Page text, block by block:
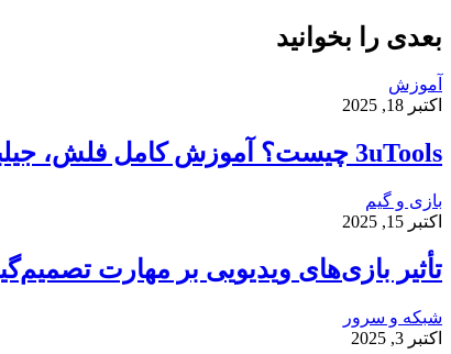
بعدی را بخوانید
آموزش
اکتبر 18, 2025
3uTools چیست؟ آموزش کامل فلش، جیلبریک و انتقال فایل در آیفون
بازی و گیم
اکتبر 15, 2025
تأثیر بازی‌های ویدیویی بر مهارت
شبکه و سرور
اکتبر 3, 2025